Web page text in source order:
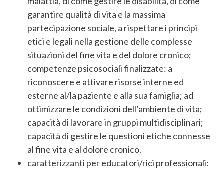
garantire qualità di vita e la massima
partecipazione sociale, a rispettare i principi
etici e legali nella gestione delle complesse
situazioni del fine vita e del dolore cronico;
competenze psicosociali finalizzate: a
riconoscere e attivare risorse interne ed
esterne al/la paziente e alla sua famiglia; ad
ottimizzare le condizioni dell’ambiente di vita;
capacità di lavorare in gruppi multidisciplinari;
capacità di gestire le questioni etiche connesse
al fine vita e al dolore cronico.
caratterizzanti per educatori/rici professionali: